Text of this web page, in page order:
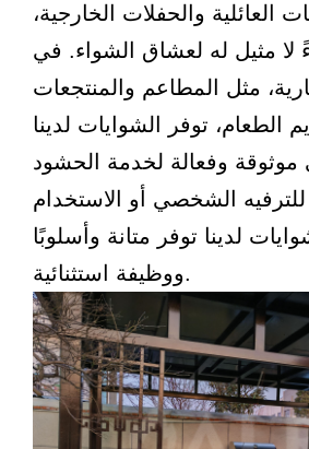
العائلية والحفلات الخارجية،
لا مثيل له لعشاق الشواء. في
مثل المطاعم والمنتجعات
الطعام، توفر الشوايات لدينا
وفعالة لخدمة الحشود
للترفيه الشخصي أو الاستخدام
لدينا توفر متانة وأسلوبًا
ووظيفة استثنائية.